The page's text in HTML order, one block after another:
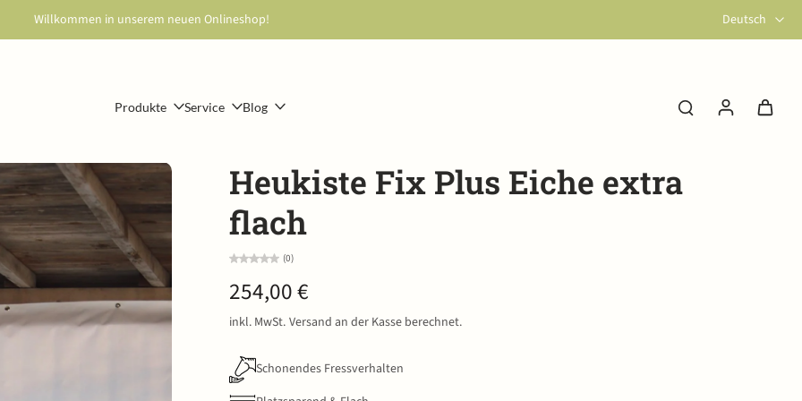
Willkommen in unserem neuen Onlineshop! Deutsch
Produkte Service Blog
Heukiste Fix Plus Eiche extra
flach
(0)
254,00 €
inkl. MwSt. Versand an der Kasse berechnet.
Schonendes Fressverhalten